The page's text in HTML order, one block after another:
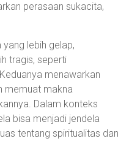
perasaan sukacita,
yang lebih gelap,
tragis, seperti
menawarkan
memuat makna
Dalam konteks
bisa menjadi jendela
tentang spiritualitas dan